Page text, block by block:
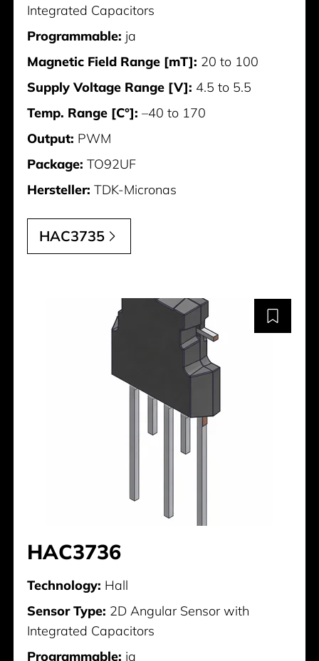
Integrated Capacitors
Programmable: ja
Magnetic Field Range [mT]: 20 to 100
Supply Voltage Range [V]: 4.5 to 5.5
Temp. Range [C°]: –40 to 170
Output: PWM
Package: TO92UF
Hersteller: TDK-Micronas
HAC3735
HAC3736
Technology: Hall
Sensor Type: 2D Angular Sensor with
Integrated Capacitors
Programmable: ja